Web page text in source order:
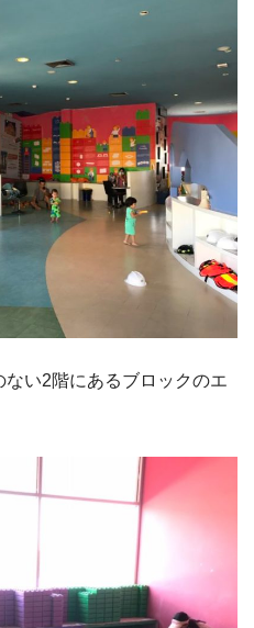
い2階にあるブロックのエ